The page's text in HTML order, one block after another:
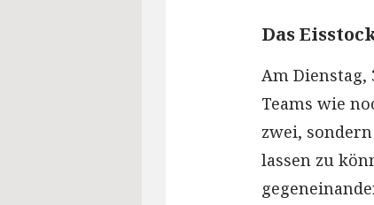
Das
Am Dienstag,
Teams wie
zwei,
lassen zu